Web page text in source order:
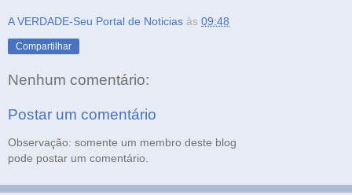
A VERDADE-Seu Portal de Noticias às 09:48
Compartilhar
Nenhum comentário:
Postar um comentário
Observação: somente um membro deste blog
pode postar um comentário.